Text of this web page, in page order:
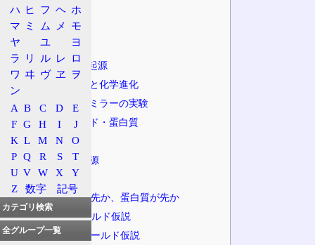
分類
起源
概況
生物の材料の起源
原始スープと化学進化
ユーリー・ミラーの実験
ポリペプチド・蛋白質
生物の起源
細胞膜の起源
仮説
遺伝子が先か、蛋白質が先か
RNAワールド仮説
蛋白質ワールド仮説
ハ ヒ フ ヘ ホ
マ ミ ム メ
モ
ヤ
ユ
ヨ
ラ
リ ル レ ロ
ワ ヰ ヴ ヱ
ヲ
ン
A B C D
E
F G H I
J
K L M N
O
P Q R S
T
U V W X
Y
Z
数字 記号
カテゴリ検索
全グループ一覧